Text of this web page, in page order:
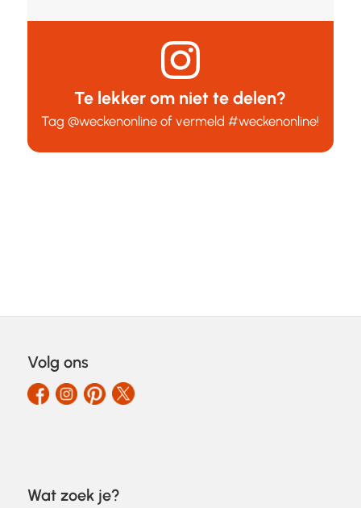
Te lekker om niet te delen?
Tag@weckenonline of vermeld#weckenonline!
Volg ons
Wat zoek je?